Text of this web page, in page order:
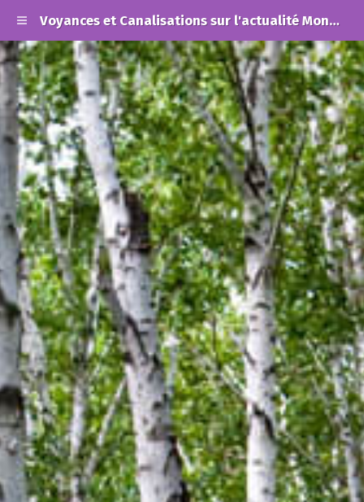
Voyances et Canalisations sur l'actualité Mondiale et les Alertes